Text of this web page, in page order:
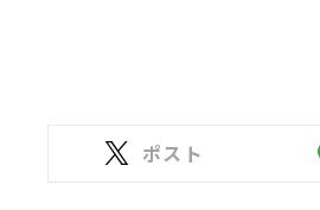
ポスト